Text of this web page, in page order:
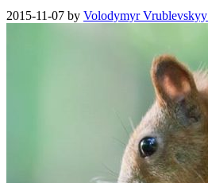
2015-11-07 by Volodymyr Vrublevskyy